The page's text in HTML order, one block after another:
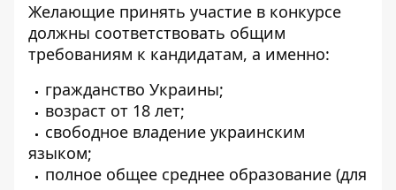
Желающие принять участие в конкурсе
должны соответствовать общим
требованиям к кандидатам, а именно:
гражданство Украины;
возраст от 18 лет;
свободное владение украинским
языком;
полное общее среднее образование (для